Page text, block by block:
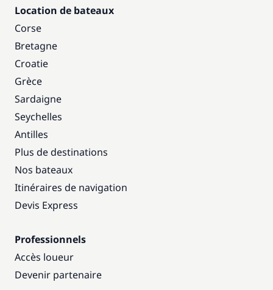
Location de bateaux
Corse
Bretagne
Croatie
Grèce
Sardaigne
Seychelles
Antilles
Plus de destinations
Nos bateaux
Itinéraires de navigation
Devis Express
Professionnels
Accès loueur
Devenir partenaire